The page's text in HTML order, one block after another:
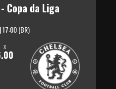
- Copa da Liga
(BR)
x